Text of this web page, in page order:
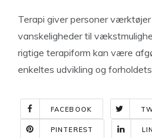
Terapi giver personer
vanskeligheder til
rigtige terapiform kan være
enkeltes udvikling og
FACEBOOK
PINTEREST